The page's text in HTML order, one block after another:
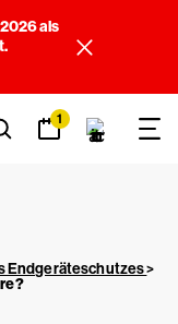
als
1
Endgeräteschutzes>